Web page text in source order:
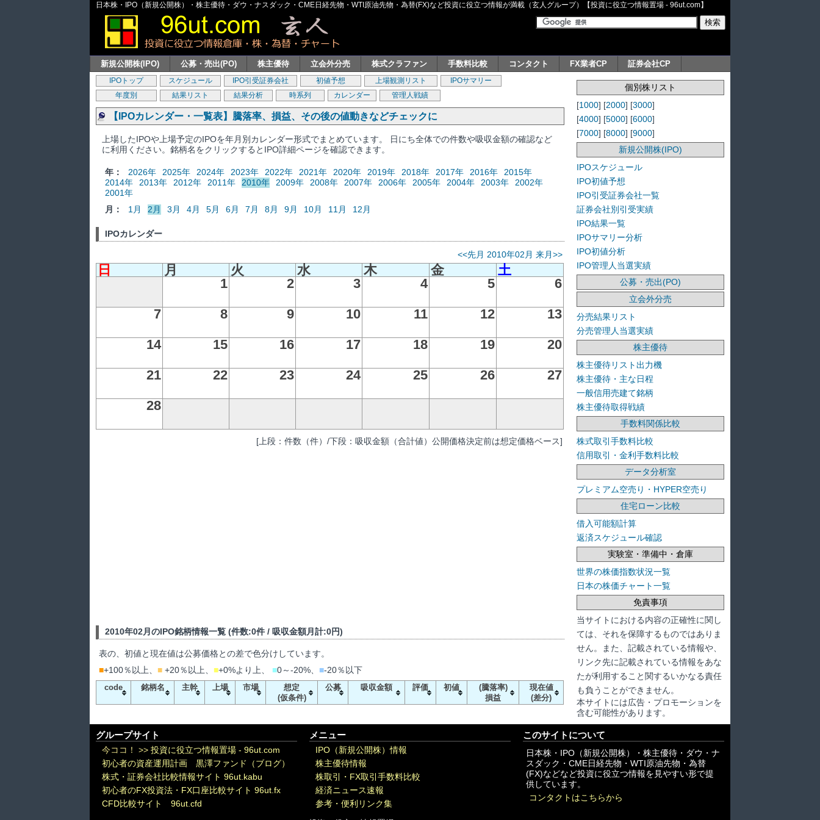
日本株・IPO（新規公開株）・株主優待・ダウ・ナスダック・CME日経先物・WTI原油先物・為替(FX)など投資に役立つ情報が満載（玄人グループ）【投資に役立つ情報置場 - 96ut.com】
新規公開株(IPO) 公募・売出(PO) 株主優待 立会外分売 株式クラファン 手数料比較 コンタクト FX業者CP 証券会社CP
IPOトップ スケジュール IPO引受証券会社 初値予想 上場観測リスト
IPOサマリー
年度別
結果リスト 結果分析 時系列 カレンダー 管理人戦績
【IPOカレンダー・一覧表】騰落率、損益、その後の値動きなどチェックに
上場したIPOや上場予定のIPOを年月別カレンダー形式でまとめています。 日にち全体での件数や吸収金額の確認など
に利用ください。銘柄名をクリックするとIPO詳細ページを確認できます。
年： 2026年 2025年 2024年 2023年 2022年 2021年 2020年 2019年 2018年 2017年 2016年
2015年
2014年
2013年 2012年 2011年 2010年 2009年 2008年 2007年 2006年 2005年 2004年 2003年
2002年
2001年
月：
1月 2月 3月 4月 5月 6月 7月 8月 9月 10月 11月 12月
IPOカレンダー
<<先月 2010年02月 来月>>
日 月 火 水 木 金
土
1
2 3 4 5
6
7
8 9 10 11 12
13
14
15 16 17 18 19
20
21
22 23 24 25 26
27
28
[上段：件数（件）/下段：吸収金額（合計値）公開価格決定前は想定価格ベース]
2010年02月のIPO銘柄情報一覧 (件数:0件 / 吸収金額月計:0円)
表の、初値と現在値は公募価格との差で色分けしています。
■+100％以上、 ■ +20％以上、 ■+0%より上、 ■0～-20%、 ■-20％以下
code 銘柄名 主幹 上場 市場
想定
(仮条件)
公募 吸収金額 評価 初値
(騰落率)
損益
現在値
(差分)
個別株リスト
[1000] [2000] [3000]
[4000] [5000] [6000]
[7000] [8000] [9000]
新規公開株(IPO)
IPOスケジュール
IPO初値予想
IPO引受証券会社一覧
証券会社別引受実績
IPO結果一覧
IPOサマリー分析
IPO初値分析
IPO管理人当選実績
公募・売出(PO)
立会外分売
分売結果リスト
分売管理人当選実績
株主優待
株主優待リスト出力機
株主優待・主な日程
一般信用売建て銘柄
株主優待取得戦績
手数料関係比較
株式取引手数料比較
信用取引・金利手数料比較
データ分析室
プレミアム空売り・HYPER空売り
住宅ローン比較
借入可能額計算
返済スケジュール確認
実験室・準備中・倉庫
世界の株価指数状況一覧
日本の株価チャート一覧
免責事項
当サイトにおける内容の正確性に関し
ては、それを保障するものではありま
せん。また、記載されている情報や、
リンク先に記載されている情報をあな
たが利用すること関するいかなる責任
も負うことができません。
本サイトには広告・プロモーションを
含む可能性があります。
グループサイト
今ココ！ >> 投資に役立つ情報置場 - 96ut.com
初心者の資産運用計画 黒澤ファンド（ブログ）
株式・証券会社比較情報サイト 96ut.kabu
初心者のFX投資法・FX口座比較サイト 96ut.fx
CFD比較サイト 96ut.cfd
メニュー
IPO（新規公開株）情報
株主優待情報
株取引・FX取引手数料比較
経済ニュース速報
参考・便利リンク集
このサイトについて
日本株・IPO（新規公開株）・株主優待・ダウ・ナ
スダック・CME日経先物・WTI原油先物・為替
(FX)などなど投資に役立つ情報を見やすい形で提
供しています。
コンタクトはこちらから